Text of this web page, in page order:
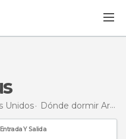
Unidos Dónde dormir Arkansas
Entrada Y Salida